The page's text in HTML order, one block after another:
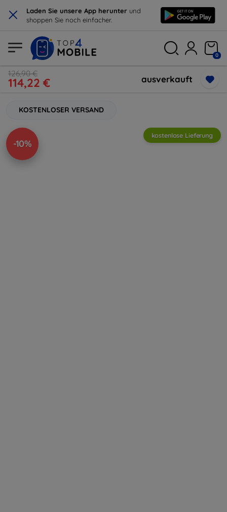
× Laden Sie unsere App herunter und
shoppen Sie noch einfacher.
0
126,90 €
114,22 € ausverkauft
KOSTENLOSER VERSAND
-10%
kostenlose Lieferung